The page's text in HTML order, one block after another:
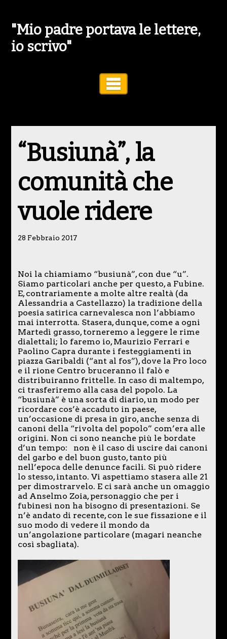
"Mio padre portava le lettere,
io scrivo"
“Busiunà”, la
comunità che
vuole ridere
28 Febbraio 2017
Noi la chiamiamo “busiunà”, con due “u”.
Siamo particolari anche per questo, a Fubine.
E, contrariamente a molte altre realtà (da
Alessandria a Castellazzo) la tradizione della
poesia satirica carnevalesca non l’abbiamo
mai interrotta. Stasera, dunque, come a ogni
Martedì grasso, torneremo a leggere le rime
dialettali; lo faremo io, Maurizio Ferrari e
Paolino Capra durante i festeggiamenti in
piazza Garibaldi (“ant al fos”), dove la Pro loco
e il rione Centro bruceranno il falò e
distribuiranno frittelle. In caso di maltempo,
ci trasferiremo alla casa del popolo. La
“busiunà” è una sorta di diario, un modo per
ricordare cos’è accaduto in paese,
un’occasione di presa in giro, anche senza di
canoni della “rivolta del popolo” com’era alle
origini. Non ci sono neanche più le bordate
d’un tempo: non è il caso di uscire dai canoni
del garbo e del buon gusto, tanto più
nell’epoca delle denunce facili. Si può ridere
lo stesso, intanto. Vi aspettiamo stasera alle 21
per dimostrarvelo. E ci sarà anche un omaggio
ad Anselmo Zoia, personaggio che per i
fubinesi non ha bisogno di presentazioni. Se
n’è andato di recente, con le sue fissazione e il
suo modo di vedere il mondo da
un’angolazione particolare (magari neanche
così sbagliata).